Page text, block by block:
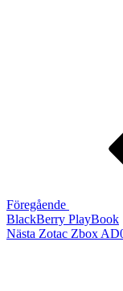
Föregående
BlackBerry PlayBook
Nästa
Nästa Zotac Zbox